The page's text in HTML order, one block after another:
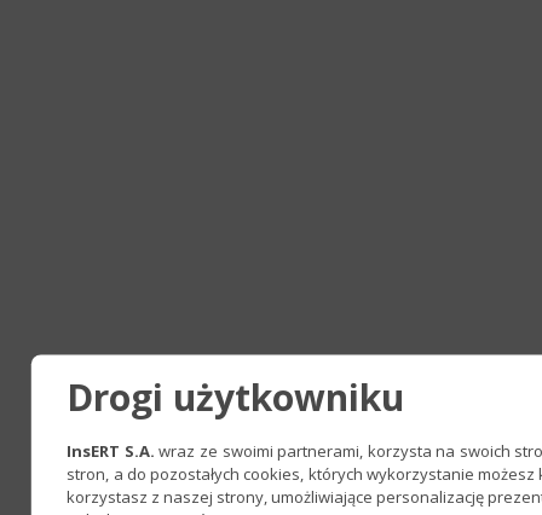
Drogi użytkowniku
InsERT S.A. wraz ze swoimi partnerami, korzysta na swoich
stron, a do pozostałych cookies, których wykorzystanie
korzystasz z naszej strony, umożliwiające personalizację